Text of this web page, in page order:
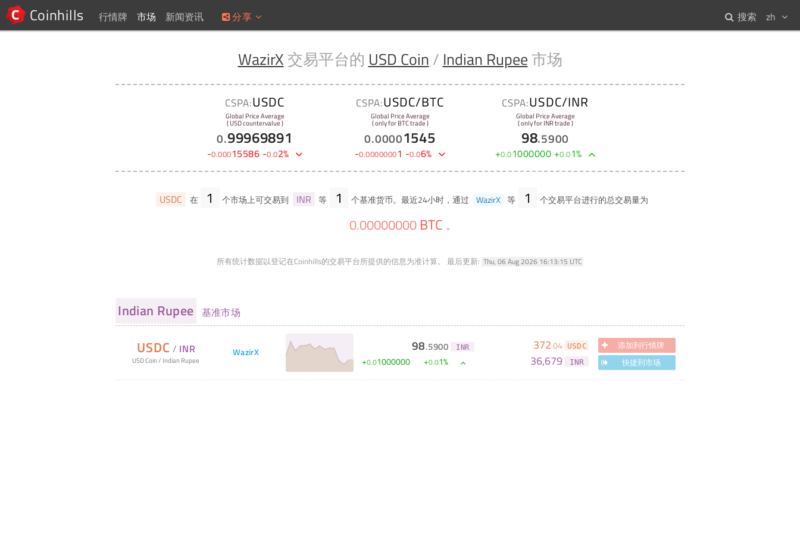
Coinhills 行情牌 市场 新闻资讯 分享 zh
搜索
WazirX 交易平台的 USD Coin / Indian Rupee市场
CSPA:USDC
Global Price Average
( USD countervalue )
0.99969891
-0.00015586 -0.02%
CSPA:USDC/BTC
Global Price Average
( only for BTC trade )
0.00001545
-0.00000001 -0.06%
CSPA:USDC/INR
Global Price Average
( only for INR trade )
98.5900
+0.01000000 +0.01%
USDC 在 1 个市场上可交易到 INR 等 1 个基准货币。最近24小时，通过 WazirX 等 1 个交易平台进行的总交易量为
0.00000000 BTC 。
所有统计数据以登记在Coinhills的交易平台所提供的信息为准计算。 最后更新: Thu, 06 Aug 2026 16:13:15 UTC
Indian Rupee 基准市场
USDC / INR
USD Coin/ Indian Rupee
WazirX 98.5900 INR
+0.01000000 +0.01%
372.04 USDC
36,679 INR
添加到行情牌
快捷到市场